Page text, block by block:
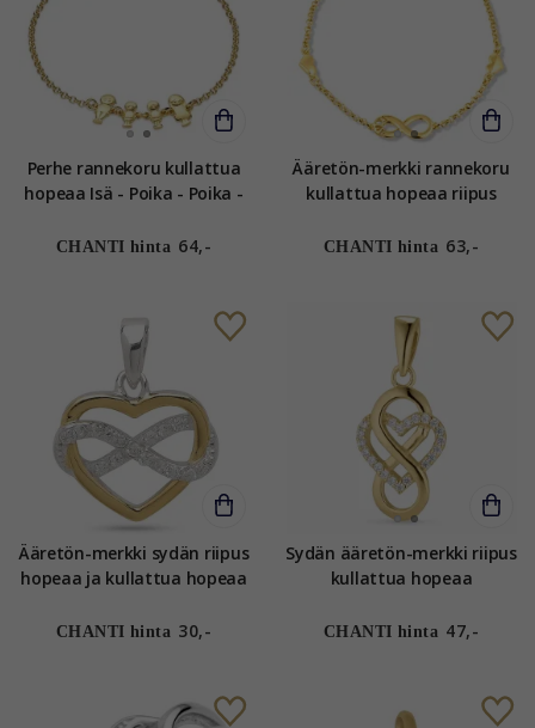
Perhe rannekoru kullattua
hopeaa Isä - Poika - Poika -
CHANTI hinta 64,-
Ääretön-merkki rannekoru
kullattua hopeaa riipus
CHANTI hinta 63,-
Ääretön-merkki sydän riipus
hopeaa ja kullattua hopeaa
CHANTI hinta 30,-
Sydän ääretön-merkki riipus
kullattua hopeaa
CHANTI hinta 47,-